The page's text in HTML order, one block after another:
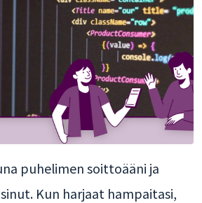
puhelimen soittoääni ja
Kun harjaat hampaitasi,